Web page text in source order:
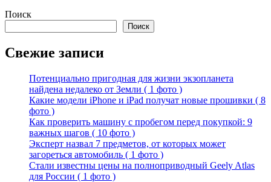
Поиск
Поиск
Свежие записи
Потенциально пригодная для жизни экзопланета
найдена недалеко от Земли ( 1 фото )
Какие модели iPhone и iPad получат новые прошивки ( 8
фото )
Как проверить машину с пробегом перед покупкой: 9
важных шагов ( 10 фото )
Эксперт назвал 7 предметов, от которых может
загореться автомобиль ( 1 фото )
Стали известны цены на полноприводный Geely Atlas
для России ( 1 фото )